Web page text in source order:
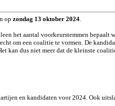
op zondag 13 oktober 2024.
het aantal voorkeurstemmen bepaalt
om een coalitie te vormen. De
kan dus niet meer dat de kleinste
en kandidaten voor 2024. Ook